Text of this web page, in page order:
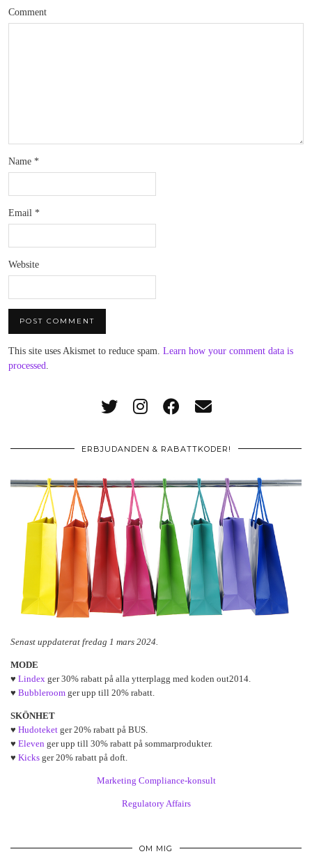
Comment
Name *
Email *
Website
This site uses Akismet to reduce spam. Learn how your comment data is
processed.
ERBJUDANDEN & RABATTKODER!
Senast uppdaterat fredag 1 mars 2024.
MODE
♥ Lindex ger 30% rabatt på alla ytterplagg med koden out2014.
♥ Bubbleroom ger upp till 20% rabatt.
SKÖNHET
♥ Hudoteket ger 20% rabatt på BUS.
♥ Eleven ger upp till 30% rabatt på sommarprodukter.
♥ Kicks ger 20% rabatt på doft.
Marketing Compliance-konsult
Regulatory Affairs
OM MIG